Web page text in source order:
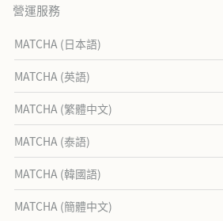
營運服務
MATCHA (日本語)
MATCHA (英語)
MATCHA (繁體中文)
MATCHA (泰語)
MATCHA (韓國語)
MATCHA (簡體中文)